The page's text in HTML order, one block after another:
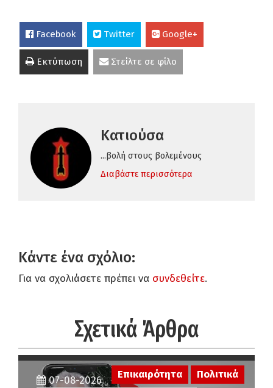
Facebook Twitter Google+
Εκτύπωση Στείλτε σε φίλο
Κατιούσα
...βολή στους βολεμένους
Διαβάστε περισσότερα
Κάντε ένα σχόλιο:
Για να σχολιάσετε πρέπει να συνδεθείτε.
Σχετικά Άρθρα
Επικαιρότητα Πολιτικά
07-08-2026